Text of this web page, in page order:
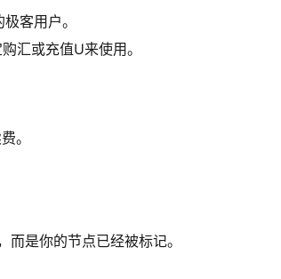
客用户。
汇或充值U来使用。
。
而是你的节点已经被标记。